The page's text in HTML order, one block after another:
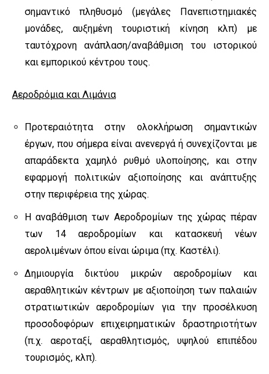
σημαντικό πληθυσμό (μεγάλες Πανεπιστημιακές
μονάδες, αυξημένη τουριστική κίνηση κλπ) με
ταυτόχρονη ανάπλαση/αναβάθμιση του ιστορικού
και εμπορικού κέντρου τους.
Αεροδρόμια και Λιμάνια
Προτεραιότητα στην ολοκλήρωση σημαντικών
έργων, που σήμερα είναι ανενεργά ή συνεχίζονται με
απαράδεκτα χαμηλό ρυθμό υλοποίησης, και στην
εφαρμογή πολιτικών αξιοποίησης και ανάπτυξης
στην περιφέρεια της χώρας.
Η αναβάθμιση των Αεροδρομίων της χώρας πέραν
των 14 αεροδρομίων και κατασκευή νέων
αερολιμένων όπου είναι ώριμα (πχ. Καστέλι).
Δημιουργία δικτύου μικρών αεροδρομίων και
αεραθλητικών κέντρων με αξιοποίηση των παλαιών
στρατιωτικών αεροδρομίων για την προσέλκυση
προσοδοφόρων επιχειρηματικών δραστηριοτήτων
(π.χ. αεροταξί, αεραθλητισμός, υψηλού επιπέδου
τουρισμός, κλπ).